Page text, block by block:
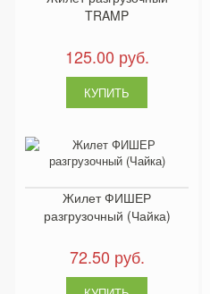
TRAMP
125.00 руб.
Жилет ФИШЕР
разгрузочный (Чайка)
72.50 руб.